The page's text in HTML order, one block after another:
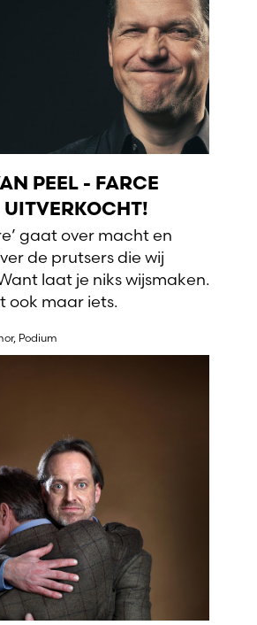
PEEL - FARCE
UITVERKOCHT!
gaat over macht en
de prutsers die wij
laat je niks wijsmaken.
ook maar iets.
, Podium